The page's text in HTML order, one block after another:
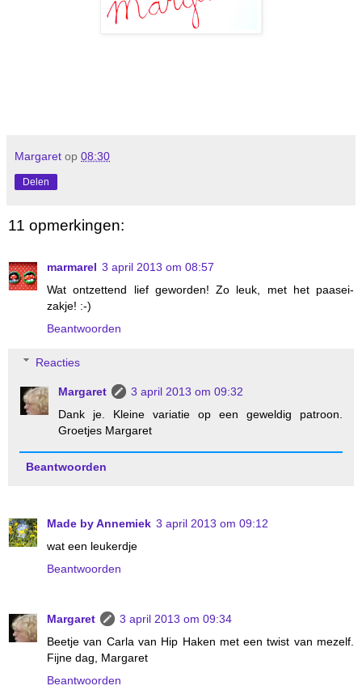
Margaret op 08:30
Delen
11 opmerkingen:
marmarel 3 april 2013 om 08:57
Wat ontzettend lief geworden! Zo leuk, met het paasei-
zakje! :-)
Beantwoorden
Reacties
Margaret
3 april 2013 om 09:32
Dank je. Kleine variatie op een geweldig patroon.
Groetjes Margaret
Beantwoorden
Made by Annemiek 3 april 2013 om 09:12
wat een leukerdje
Beantwoorden
Margaret
3 april 2013 om 09:34
Beetje van Carla van Hip Haken met een twist van mezelf.
Fijne dag, Margaret
Beantwoorden